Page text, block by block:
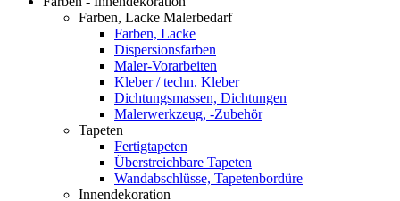
Farben, Lacke Malerbedarf
Farben, Lacke
Dispersionsfarben
Maler-Vorarbeiten
Kleber / techn. Kleber
Dichtungsmassen, Dichtungen
Malerwerkzeug, -Zubehör
Tapeten
Fertigtapeten
Überstreichbare Tapeten
Wandabschlüsse, Tapetenbordüre
Innendekoration